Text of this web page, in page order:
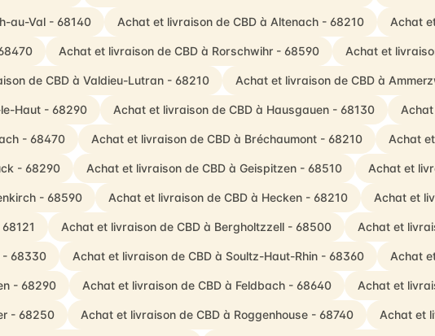
au-Val - 68140 Achat et livraison de CBD à Altenach - 68210 Achat
Achat et livraison de CBD à Rorschwihr - 68590 Achat et
de CBD à Valdieu-Lutran - 68210 Achat et livraison de CBD à
Haut - 68290 Achat et livraison de CBD à Hausgauen - 68130
- 68470 Achat et livraison de CBD à Bréchaumont - 68210 Achat
- 68290 Achat et livraison de CBD à Geispitzen - 68510 Achat et
- 68590 Achat et livraison de CBD à Hecken - 68210 Achat et
Achat et livraison de CBD à Bergholtzzell - 68500 Achat et
- 68330 Achat et livraison de CBD à Soultz-Haut-Rhin - 68360 Achat
- 68290 Achat et livraison de CBD à Feldbach - 68640 Achat et
- 68250 Achat et livraison de CBD à Roggenhouse - 68740 Achat et